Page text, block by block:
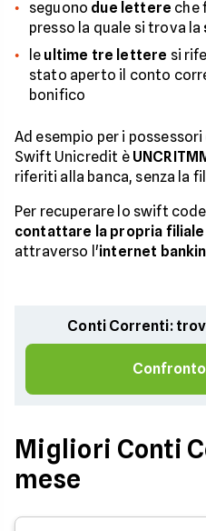
seguono due lettere che
presso la quale si trova la
le ultime tre lettere si
stato aperto il conto
bonifico
Ad esempio per i possessori
Swift Unicredit è
riferiti alla banca, senza la
Per recuperare lo swift
contattare la propria filiale
attraverso l'internet
Conti Correnti:
Confronto
Migliori Conti
mese